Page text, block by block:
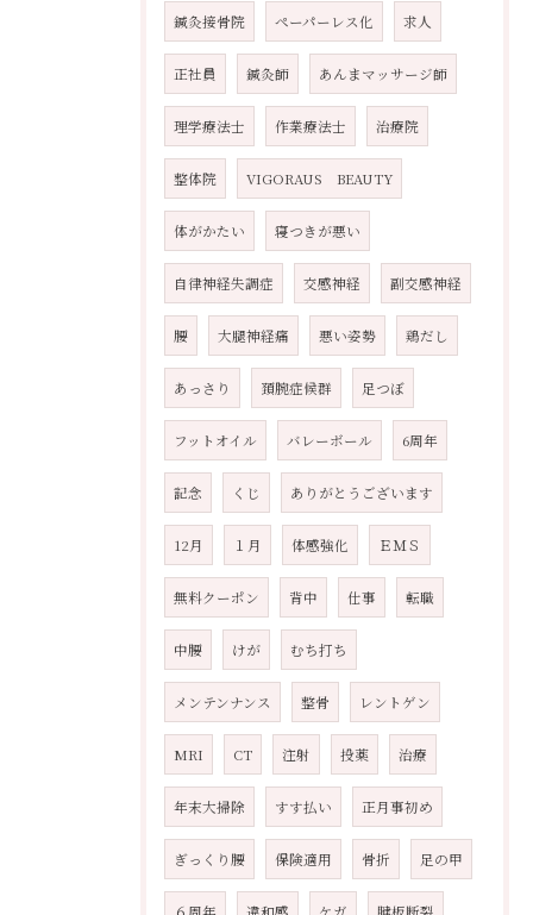
鍼灸接骨院 ペーパーレス化 求人
正社員 鍼灸師 あんまマッサージ師
理学療法士 作業療法士 治療院
整体院 VIGORAUS BEAUTY
体がかたい 寝つきが悪い
自律神経失調症 交感神経 副交感神経
腰 大腿神経痛 悪い姿勢 鶏だし
あっさり 頚腕症候群 足つぼ
フットオイル バレーボール 6周年
記念 くじ ありがとうございます
12月 １月 体感強化 ＥＭＳ
無料クーポン 背中 仕事 転職
中腰 けが むち打ち
メンテンナンス 整骨 レントゲン
MRI CT 注射 投薬 治療
年末大掃除 すす払い 正月事初め
ぎっくり腰 保険適用 骨折 足の甲